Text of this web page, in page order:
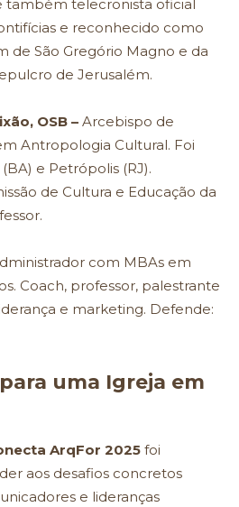
também telecronista oficial
e reconhecido como
de São Gregório Magno e da
de Jerusalém.
OSB – Arcebispo de
Antropologia Cultural. Foi
e Petrópolis (RJ).
de Cultura e Educação da
com MBAs em
Coach, professor, palestrante
e marketing. Defende:
uma Igreja em
ArqFor 2025 foi
aos desafios concretos
e lideranças